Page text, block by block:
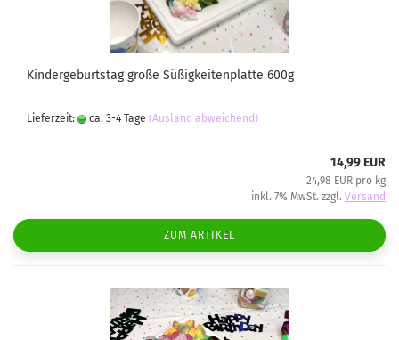
Kindergeburtstag große Süßigkeitenplatte 600g
Lieferzeit: ca. 3-4 Tage (Ausland abweichend)
14,99 EUR
24,98 EUR pro kg
inkl. 7% MwSt. zzgl. Versand
ZUM ARTIKEL